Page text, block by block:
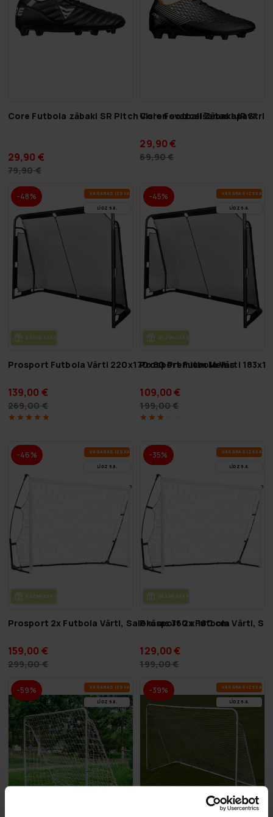
Core Futbola zābaki SR Pitch Vision svarcelšanas apavi
29,90 €
79,90 €
Core Football Zābaki JR
29,90 €
69,90 €
-48% VA­SA­RAS IZ­SKA­ŅA
LĪDZ 9.8.
BEZ­MAK­SAS PIE­GĀ­DE
Prosport Futbola Vārti 220x170x80 Premium Melns
139,00 €
269,00 €
-45% VA­SA­RAS IZ­SKA­ŅA
LĪDZ 9.8.
BEZ­MAK­SAS PIE­GĀ­DE
Prosport Futbola Vārti
109,00 €
199,00 €
-46% VA­SA­RAS IZ­SKA­ŅA
LĪDZ 9.8.
BEZ­MAK­SAS PIE­GĀ­DE
Prosport 2x Futbola Vārti, Salokāms 360 x 180 cm
159,00 €
299,00 €
-35% VA­SA­RAS IZ­SKA­ŅA
LĪDZ 9.8.
BEZ­MAK­SAS PIE­GĀ­DE
Prosport 2x Futbola Vārti,
129,00 €
199,00 €
-59% VA­SA­RAS IZ­SKA­ŅA
LĪDZ 9.8.
-39% VA­SA­RAS IZ­SKA­ŅA
LĪDZ 9.8.